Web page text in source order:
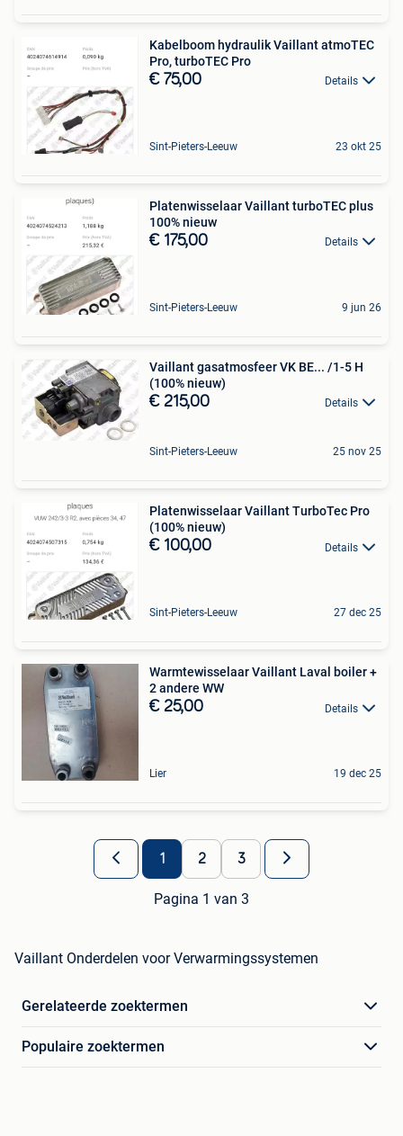
Kabelboom hydraulik Vaillant atmoTEC
Pro, turboTEC Pro
€ 75,00 Details
Sint-Pieters-Leeuw 23 okt 25
Platenwisselaar Vaillant turboTEC plus
100% nieuw
€ 175,00 Details
Sint-Pieters-Leeuw 9 jun 26
Vaillant gasatmosfeer VK BE... /1-5 H
(100% nieuw)
€ 215,00 Details
Sint-Pieters-Leeuw 25 nov 25
Platenwisselaar Vaillant TurboTec Pro
(100% nieuw)
€ 100,00 Details
Sint-Pieters-Leeuw 27 dec 25
Warmtewisselaar Vaillant Laval boiler +
2 andere WW
€ 25,00 Details
Lier 19 dec 25
1 2 3
Pagina 1 van 3
Vaillant Onderdelen voor Verwarmingssystemen
Gerelateerde zoektermen
Populaire zoektermen